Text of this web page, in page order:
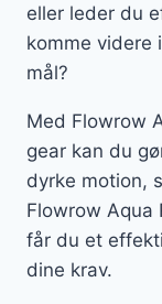
eller leder du
komme videre
mål?
Med Flowrow
gear kan du
dyrke motion,
Flowrow Aqua
får du et
dine krav.